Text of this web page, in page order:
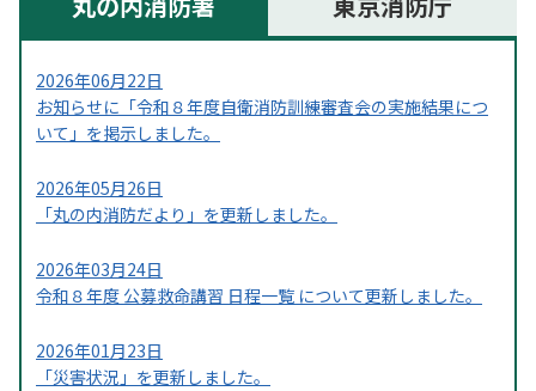
2026年06月22日
お知らせに「令和８年度自衛消防訓練審査会の実施結果につ
いて」を掲示しました。
2026年05月26日
「丸の内消防だより」を更新しました。
2026年03月24日
令和８年度 公募救命講習 日程一覧 について更新しました。
2026年01月23日
「災害状況」を更新しました。